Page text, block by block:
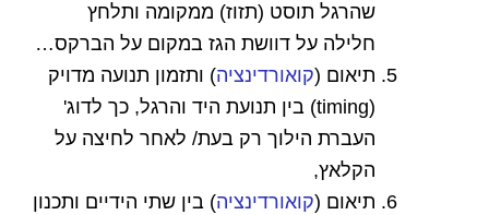
שהרגל תוסט (תזוז) ממקומה ותלחץ
חלילה על דוושת הגז במקום על הברקס…
תיאום (קואורדינציה) ותזמון תנועה מדויק
(timing) בין תנועת היד והרגל, כך לדוג'
העברת הילוך רק בעת/ לאחר לחיצה על
הקלאץ,
תיאום (קואורדינציה) בין שתי הידיים ותכנון